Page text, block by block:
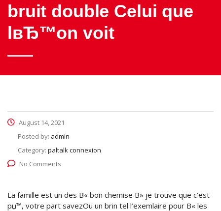
bruit double Celui que
lвЂ™on voit
August 14, 2021
Posted by: admin
Category: paltalk connexion
No Comments
La famille est un des В« bon chemise В» je trouve que c’est
рџ™‚ votre part savezOu un brin tel l’exemlaire pour В« les